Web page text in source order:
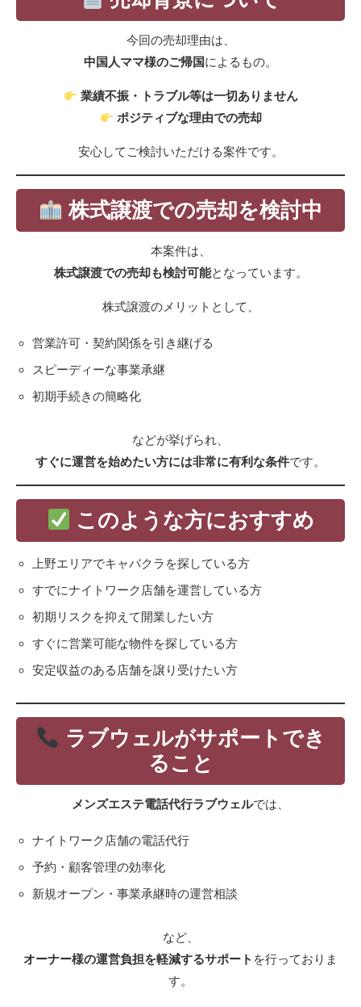
今回の売却理由は、
中国人ママ様のご帰国によるもの。
業績不振・トラブル等は一切ありません
ポジティブな理由での売却
安心してご検討いただける案件です。
株式譲渡での売却を検討中
本案件は、
株式譲渡での売却も検討可能となっています。
株式譲渡のメリットとして、
営業許可・契約関係を引き継げる
スピーディーな事業承継
初期手続きの簡略化
などが挙げられ、
すぐに運営を始めたい方には非常に有利な条件です。
このような方におすすめ
上野エリアでキャバクラを探している方
すでにナイトワーク店舗を運営している方
初期リスクを抑えて開業したい方
すぐに営業可能な物件を探している方
安定収益のある店舗を譲り受けたい方
ラブウェルがサポートでき
ること
メンズエステ電話代行ラブウェルでは、
ナイトワーク店舗の電話代行
予約・顧客管理の効率化
新規オープン・事業承継時の運営相談
など、
オーナー様の運営負担を軽減するサポート を行っておりま
す。